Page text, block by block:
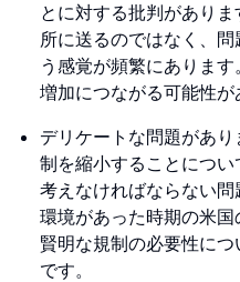
とに対する批判があり
所に送るのではなく、
う感覚が頻繁にありま
増加につながる可能性が
デリケートな問題があ
制を縮小することにつ
考えなければならない
環境があった時期の米
賢明な規制の必要性に
です。